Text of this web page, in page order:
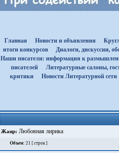
Главная Новости и объявления
итоги конкурсов
Диалоги, дискуссии,
Наши писатели: информация к
писателей
Литературные салоны,
критики
Новости Литературной сети
Жанр: Любовная лирика
Объем: 21 [ строк ]